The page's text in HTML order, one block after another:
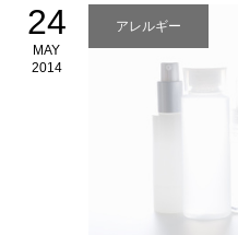
24
MAY
2014
アレルギー